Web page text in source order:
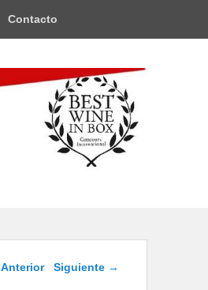
Contacto
Navegación de
Anterior Siguiente →